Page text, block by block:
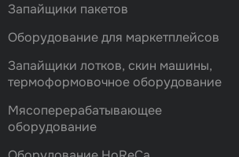
Запайщики пакетов
Оборудование для маркетплейсов
Запайщики лотков, скин машины,
термоформовочное оборудование
Мясоперерабатывающее
оборудование